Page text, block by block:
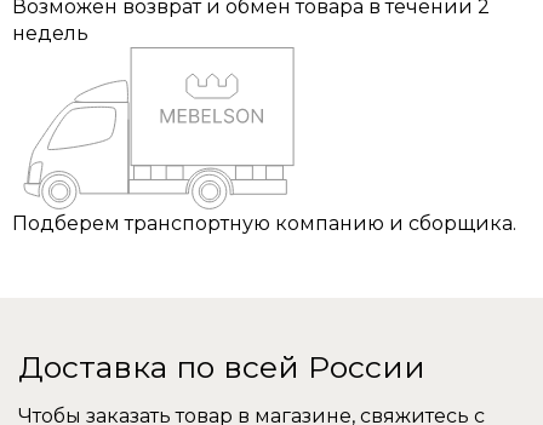
Возможен возврат и обмен товара в течении 2
недель
Подберем транспортную компанию и сборщика.
Доставка по всей России
Чтобы заказать товар в магазине, свяжитесь с